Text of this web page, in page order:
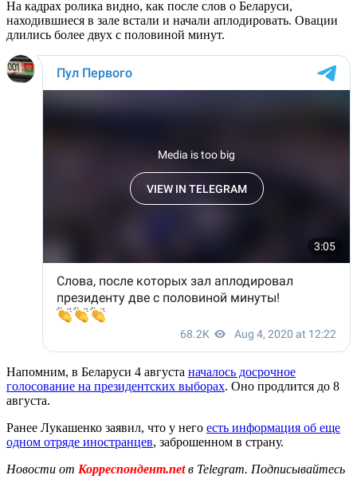
На кадрах ролика видно, как после слов о Беларуси,
находившиеся в зале встали и начали аплодировать. Овации
длились более двух с половиной минут.
Напомним, в Беларуси 4 августа началось досрочное
голосование на президентских выборах. Оно продлится до 8
августа.
Ранее Лукашенко заявил, что у него есть информация об еще
одном отряде иностранцев, заброшенном в страну.
Новости от Корреспондент.netв Telegram. Подписывайтесь